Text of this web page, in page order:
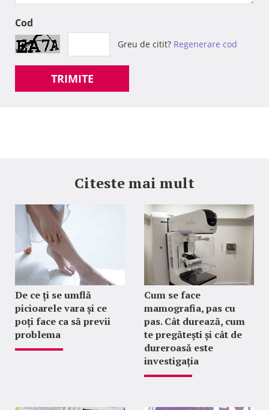
Cod
Greu de citit? Regenerare cod
TRIMITE
Citeste mai mult
De ce ți se umflă
picioarele vara și ce
poți face ca să previi
problema
Cum se face
mamografia, pas cu
pas. Cât durează, cum
te pregătești și cât de
dureroasă este
investigația